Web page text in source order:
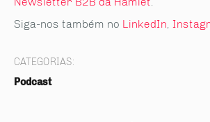
Siga-nos também no LinkedIn,
CATEGORIAS:
Podcast